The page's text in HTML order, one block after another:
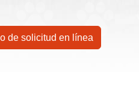
de solicitud en línea